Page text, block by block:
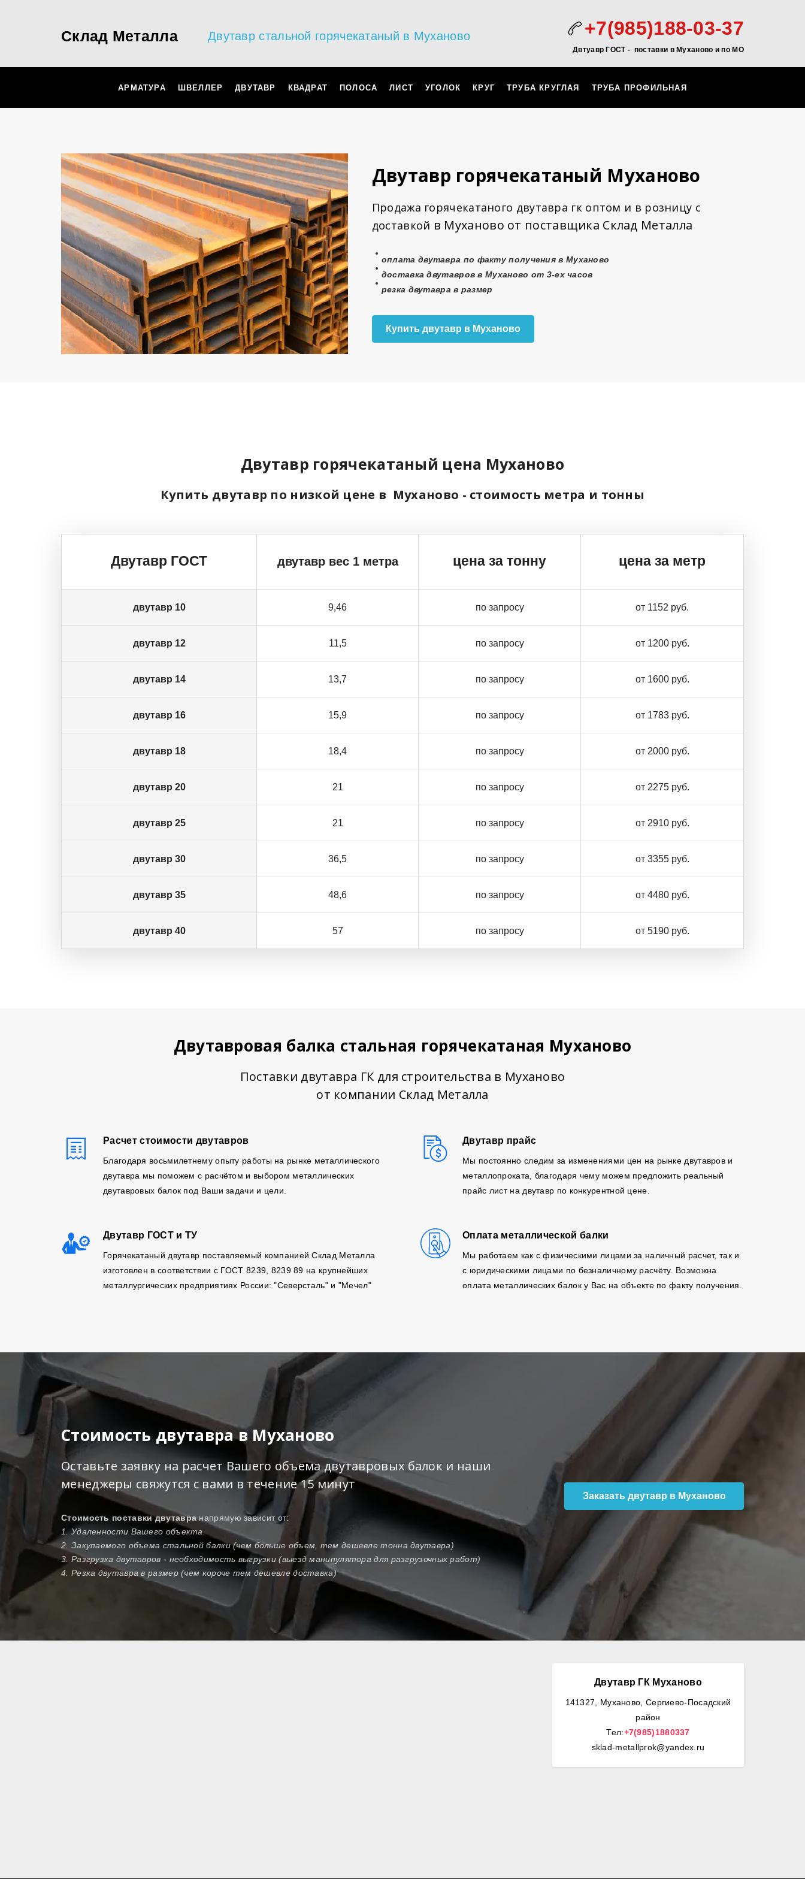
Склад Металла Двутавр стальной горячекатаный в Муханово +7(985)188-03-37
Двтуавр ГОСТ - поставки в Муханово и по МО
АРМАТУРА ШВЕЛЛЕР ДВУТАВР КВАДРАТ ПОЛОСА ЛИСТ УГОЛОК КРУГ ТРУБА КРУГЛАЯ ТРУБА ПРОФИЛЬНАЯ
Двутавр горячекатаный Муханово
Продажа горячекатаного двутавра гк оптом и в розницу с
доставкой в Муханово от поставщика Склад Металла
оплата двутавра по факту получения в Муханово
доставка двутавров в Муханово от 3-ех часов
резка двутавра в размер
Купить двутавр в Муханово
Двутавр горячекатаный цена Муханово
Купить двутавр по низкой цене в Муханово - стоимость метра и тонны
Двутавр ГОСТ двутавр вес 1 метра цена за тонну цена за метр
двутавр 10 9,46 по запросу от 1152 руб.
двутавр 12 11,5 по запросу от 1200 руб.
двутавр 14 13,7 по запросу от 1600 руб.
двутавр 16 15,9 по запросу от 1783 руб.
двутавр 18 18,4 по запросу от 2000 руб.
двутавр 20 21 по запросу от 2275 руб.
двутавр 25 21 по запросу от 2910 руб.
двутавр 30 36,5 по запросу от 3355 руб.
двутавр 35 48,6 по запросу от 4480 руб.
двутавр 40 57 по запросу от 5190 руб.
Двутавровая балка стальная горячекатаная Муханово
Поставки двутавра ГК для строительства в Муханово
от компании Склад Металла
Расчет стоимости двутавров
Благодаря восьмилетнему опыту работы на рынке металлического
двутавра мы поможем с расчётом и выбором металлических
двутавровых балок под Ваши задачи и цели.
Двутавр прайс
Мы постоянно следим за изменениями цен на рынке двутавров и
металлопроката, благодаря чему можем предложить реальный
прайс лист на двутавр по конкурентной цене.
Двутавр ГОСТ и ТУ
Горячекатаный двутавр поставляемый компанией Склад Металла
изготовлен в соответствии с ГОСТ 8239, 8239 89 на крупнейших
металлургических предприятиях России: "Северсталь" и "Мечел"
Оплата металлической балки
Мы работаем как с физическими лицами за наличный расчет, так и
с юридическими лицами по безналичному расчёту. Возможна
оплата металлических балок у Вас на объекте по факту получения.
Стоимость двутавра в Муханово
Оставьте заявку на расчет Вашего объема двутавровых балок и наши
менеджеры свяжутся с вами в течение 15 минут
Стоимость поставки двутавранапрямую зависит от:
1. Удаленности Вашего объекта.
2. Закупаемого объема стальной балки (чем больше объем, тем дешевле тонна двутавра)
3. Разгрузка двутавров - необходимость выгрузки (выезд манипулятора для разгрузочных работ)
4. Резка двутавра в размер (чем короче тем дешевле доставка)
Заказать двутавр в Муханово
Двутавр ГК Муханово
141327, Муханово, Сергиево-Посадский
район
Тел:+7(985)1880337
sklad-metallprok@yandex.ru